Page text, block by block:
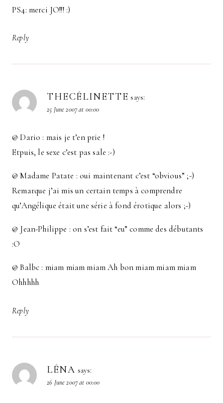
PS4: merci JO!!! :)
Reply
THECÉLINETTE says:
25 June 2007 at 00:00
@ Dario : mais je t’en prie !
Etpuis, le sexe c’est pas sale :-)
@ Madame Patate : oui maintenant c’est “obvious” ;-)
Remarque j’ai mis un certain temps à comprendre
qu’Angélique était une série à fond érotique alors ;-)
@ Jean-Philippe : on s’est fait “eu” comme des débutants
:O
@ Balbc : miam miam miam Ah bon miam miam miam
Ohhhhh
Reply
LÉNA says:
26 June 2007 at 00:00